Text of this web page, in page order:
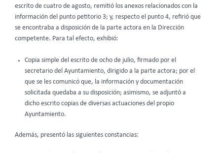
escrito de cuatro de agosto, remitió los anexos relacionados con la
información del punto petitorio 3; y, respecto el punto 4, refirió que
se encontraba a disposición de la parte actora en la Dirección
competente. Para tal efecto, exhibió:
Copia simple del escrito de ocho de julio, firmado por el
secretario del Ayuntamiento, dirigido a la parte actora; por el
que se les comunicó que, la información y documentación
solicitada quedaba a su disposición; asimismo, se adjuntó a
dicho escrito copias de diversas actuaciones del propio
Ayuntamiento.
Además, presentó las siguientes constancias: